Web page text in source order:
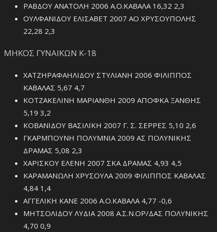
ΡΑΒΔΟΥ ΑΝΑΤΟΛΗ 2006 Α.Ο.ΚΑΒΑΛΑ 16,32 2,3
ΟΥΛΦΑΝΙΔΟΥ ΕΛΙΣΑΒΕΤ 2007 ΑΟ ΧΡΥΣΟΥΠΟΛΗΣ
22,28 2,3
ΜΗΚΟΣ ΓΥΝΑΙΚΩΝ Κ-18
ΧΑΤΖΗΡΑΦΑΗΛΙΔΟΥ ΣΤΥΛΙΑΝΗ 2006 ΦΙΛΙΠΠΟΣ
ΚΑΒΑΛΑΣ 5,67 4,7
ΚΟΤΖΑΚΕΛΙΝΗ ΜΑΡΙΑΝΘΗ 2009 ΑΠΟΦΚΑ ΞΑΝΘΗΣ
5,19 3,2
ΚΟΒΑΝΙΔΟΥ ΒΑΣΙΛΙΚΗ 2007 Γ. Σ. ΣΕΡΡΕΣ 5,10 2,6
ΓΚΑΡΜΠΟΥΝΗ ΠΟΛΥΜΝΙΑ 2009 ΑΣ ΠΟΛΥΝΙΚΗΣ
ΔΡΑΜΑΣ 5,08 2,3
ΧΑΡΙΣΚΟΥ ΕΛΕΝΗ 2007 ΣΚΑ ΔΡΑΜΑΣ 4,93 4,5
ΚΑΡΑΜΑΝΩΛΗ ΧΡΥΣΟΥΛΑ 2009 ΦΙΛΙΠΠΟΣ ΚΑΒΑΛΑΣ
4,84 1,4
ΑΓΓΕΛΙΚΗ ΚΑΝΕ 2006 Α.Ο.ΚΑΒΑΛΑ 4,77 -0,6
ΜΗΤΣΟΛΙΔΟΥ ΛΥΔΙΑ 2008 Α.Σ.Ν.ΟΡ/ΔΑΣ ΠΟΛΥΝΙΚΗΣ
4,70 0,9